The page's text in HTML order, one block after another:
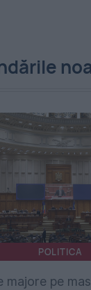
POLITICA
majore pe